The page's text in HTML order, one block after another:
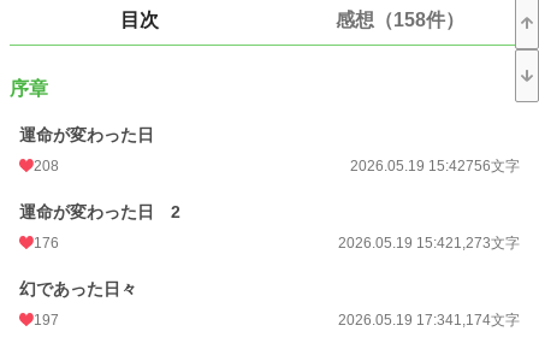
「一生私を愛してくれると言っていたのに……あなたの一生涯の愛は、たった一
年だけのものだったの？」
身体は病に侵され、心は愛する夫に引き裂かれ……ニーナは自分にとって、最も
辛い決断をする──。
※表紙画像はAIが頑張ってくれました。
恋愛 64 位 / 66,310 件
目次 感想（158件）
序章
運命が変わった日
208 2026.05.19 15:42756文字
運命が変わった日 2
176 2026.05.19 15:421,273文字
幻であった日々
197 2026.05.19 17:341,174文字